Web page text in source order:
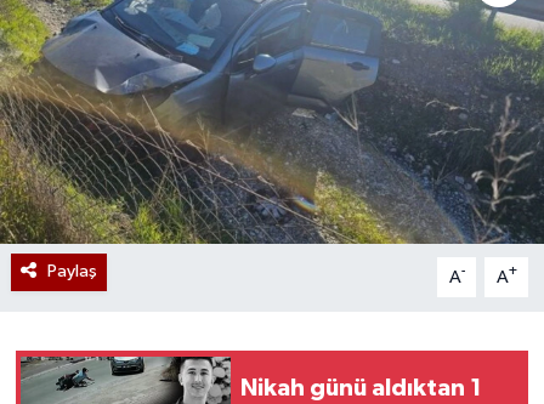
Paylaş A- A+
Nikah günü aldıktan 1